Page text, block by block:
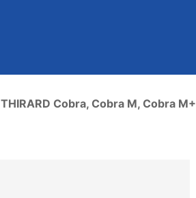
THIRARD Cobra, Cobra M, Cobra M+